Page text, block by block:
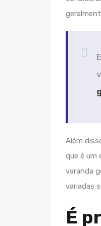
Além
que é um
varanda
variadas
É